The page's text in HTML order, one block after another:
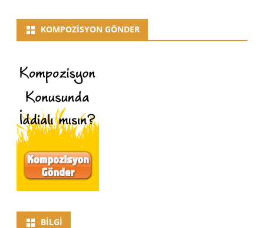
KOMPOZISYON GÖNDER
BILGI